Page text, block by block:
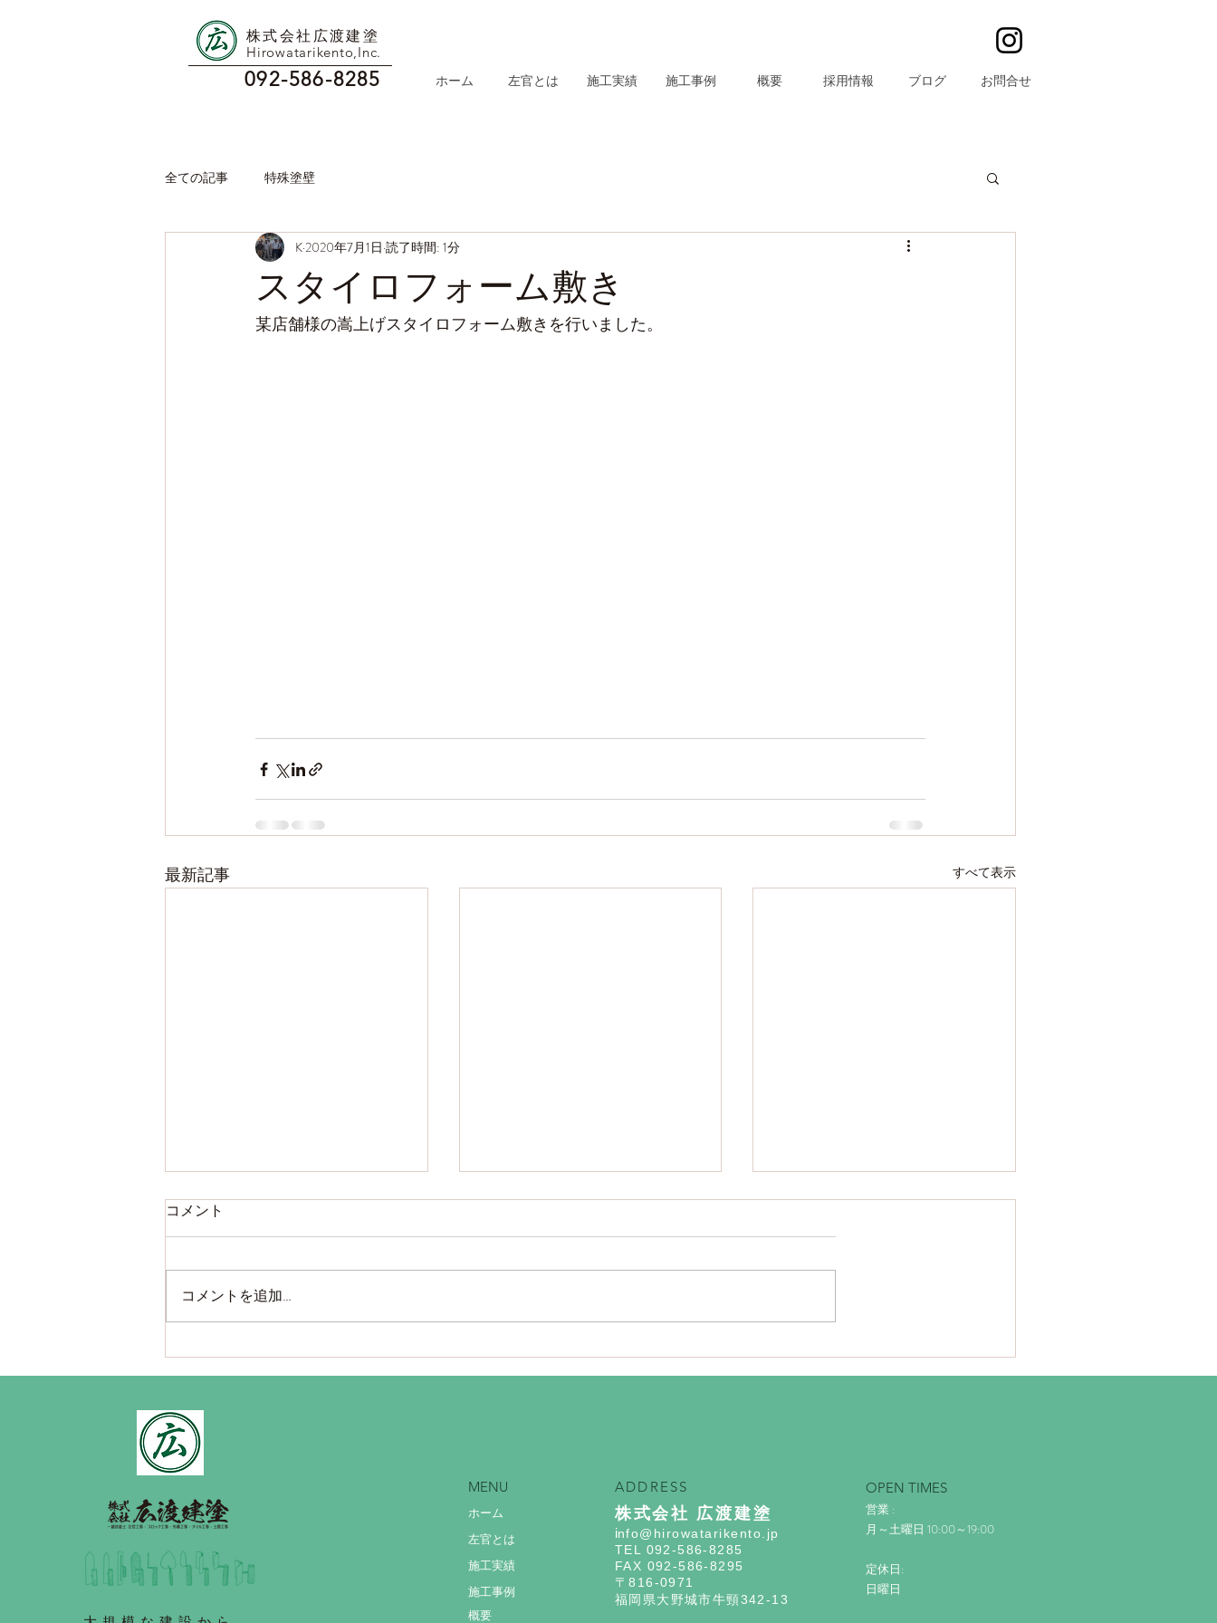
株式会社広渡建塗
Hirowatarikento,Inc.
092-586-8285 ホーム 左官とは 施工実績 施工事例 概要 採用情報 ブログ お問合せ
全ての記事 特殊塗壁
スタイロフォーム敷き
K2020年7月1日 読了時間: 1分
某店舗様の嵩上げスタイロフォーム敷きを行いました。
最新記事 すべて表示
室内土間、ローリー車でのレ
ベリング打設の様子
ベルアート鏝塗り仕上げ
コメント
コメントを追加…
MENU
ホーム
左官とは
施工実績
施工事例
概要
ADDRESS
株式会社 広渡建塗
info@hirowatarikento.jp
TEL 092-586-8285
FAX 092-586-8295
〒816-0971
福岡県大野城市牛頸342-13
OPEN TIMES
営業 :
月～土曜日 10:00～19:00
定休日:
日曜日